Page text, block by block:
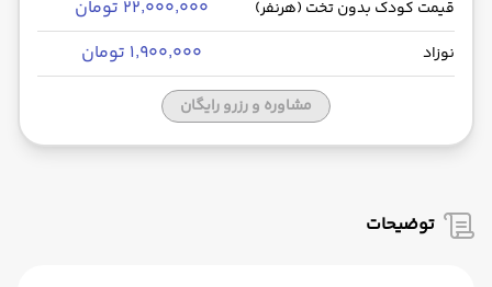
قیمت کودک بدون تخت (هرنفر) ۲۲٬۰۰۰٬۰۰۰ تومان
نوزاد ۱٬۹۰۰٬۰۰۰ تومان
مشاوره و رزرو رایگان
توضیحات